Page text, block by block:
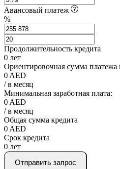
Авансовый платеж
%
Продолжительность кредита
0 лет
Ориентировочная сумма платежа
0 AED
/ в месяц
Минимальная заработная плата:
0 AED
/ в месяц
Общая сумма кредита
0 AED
Срок кредита
0 лет
Отправить запрос